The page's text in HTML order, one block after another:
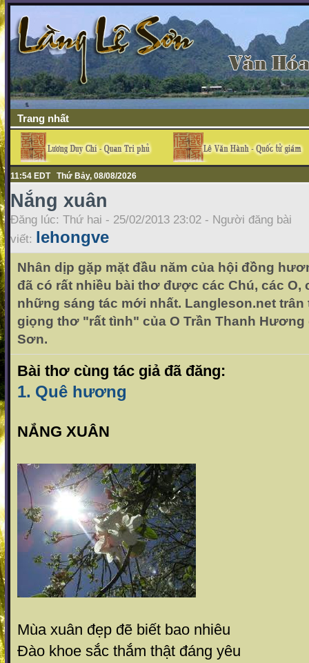
Trang nhất
11:54 EDT Thứ Bảy, 08/08/2026
Nắng xuân
Đăng lúc: Thứ hai - 25/02/2013 23:02 - Người đăng bài
viết: lehongve
Nhân dịp gặp mặt đầu năm của hội đồng
đã có rất nhiều bài thơ được các Chú, các O,
những sáng tác mới nhất. Langleson.net
giọng thơ "rất tình" của O Trần Thanh
Sơn.
Bài thơ cùng tác giả đã đăng:
1. Quê hương
NẮNG XUÂN
Mùa xuân đẹp đẽ biết bao nhiêu
Đào khoe sắc thắm thật đáng yêu